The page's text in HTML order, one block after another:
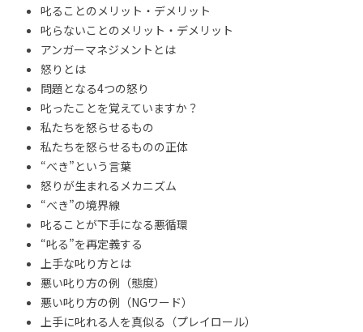
叱ることのメリット・デメリット
叱らないことのメリット・デメリット
アンガーマネジメントとは
怒りとは
問題となる4つの怒り
叱ったことを覚えていますか？
私たちを怒らせるもの
私たちを怒らせるものの正体
“べき”という言葉
怒りが生まれるメカニズム
“べき”の境界線
叱ることが下手になる悪循環
“叱る”を再定義する
上手な叱り方とは
悪い叱り方の例（態度）
悪い叱り方の例（NGワード）
上手に叱れる人を真似る（プレイロール）